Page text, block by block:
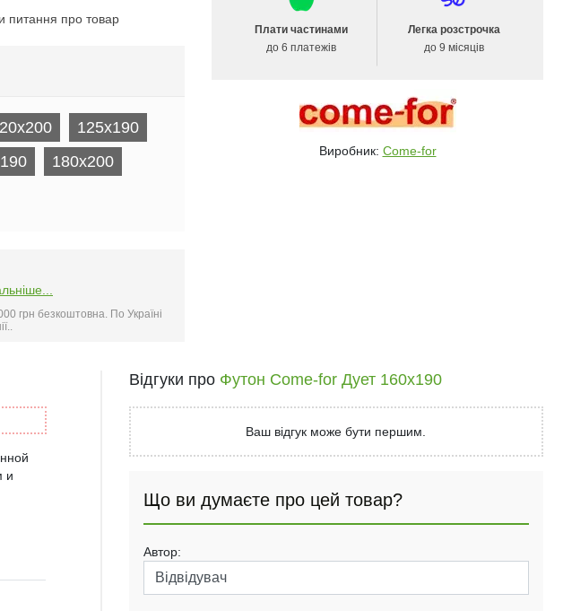
питання про товар
125x190
180x200
грн безкоштовна. По Україні
Плати частинами
до 6 платежів
Легка розстрочка
до 9 місяців
Виробник: Come-for
и
Відгуки про Футон Come-for Дует 160x190
Ваш відгук може бути першим.
Що ви думаєте про цей товар?
Автор: